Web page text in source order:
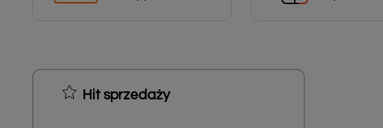
Hit sprzedaży